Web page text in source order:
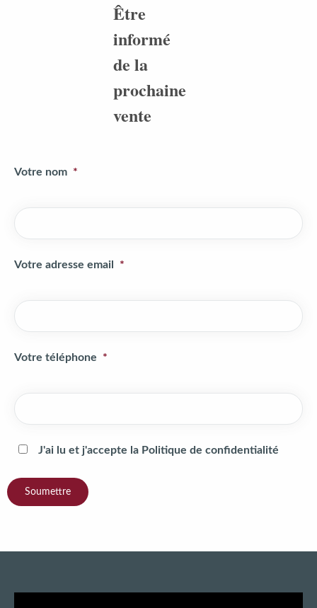
Être
informé
de la
prochaine
vente
Votre nom
Votre adresse email
Votre téléphone
J'ai lu et j'accepte la Politique de confidentialité